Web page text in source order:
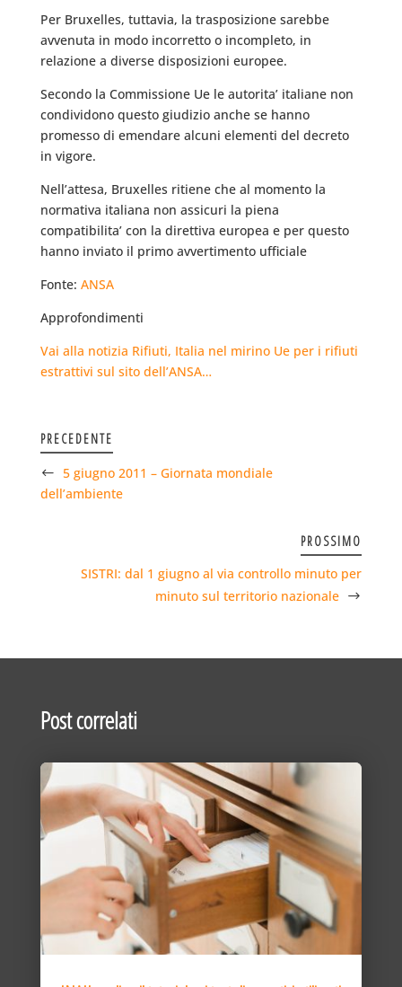
Per Bruxelles, tuttavia, la trasposizione sarebbe
avvenuta in modo incorretto o incompleto, in
relazione a diverse disposizioni europee.
Secondo la Commissione Ue le autorita’ italiane non
condividono questo giudizio anche se hanno
promesso di emendare alcuni elementi del decreto
in vigore.
Nell’attesa, Bruxelles ritiene che al momento la
normativa italiana non assicuri la piena
compatibilita’ con la direttiva europea e per questo
hanno inviato il primo avvertimento ufficiale
Fonte: ANSA
Approfondimenti
Vai alla notizia Rifiuti, Italia nel mirino Ue per i rifiuti
estrattivi sul sito dell’ANSA…
PRECEDENTE
5 giugno 2011 – Giornata mondiale
dell’ambiente
PROSSIMO
SISTRI: dal 1 giugno al via controllo minuto per
minuto sul territorio nazionale
Post correlati